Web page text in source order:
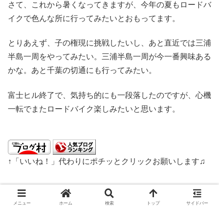
さて、これから暑くなってきますが、今年の夏もロードバ
イクで色んな所に行ってみたいとおもってます。
とりあえず、子の権現に挑戦したいし、あと直近では三浦
半島一周をやってみたい。三浦半島一周が今一番興味ある
かな。あと千葉の切通にも行ってみたい。
富士ヒル終了で、気持ち的にも一段落したのですが、心機
一転でまたロードバイク楽しみたいと思います。
↑「いいね！」代わりにポチッとクリックお願いします♫
メニュー ホーム 検索 トップ サイドバー